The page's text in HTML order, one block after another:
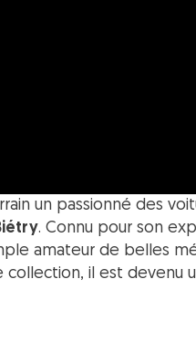
un passionné des
. Connu pour son
amateur de belles
collection, il est devenu